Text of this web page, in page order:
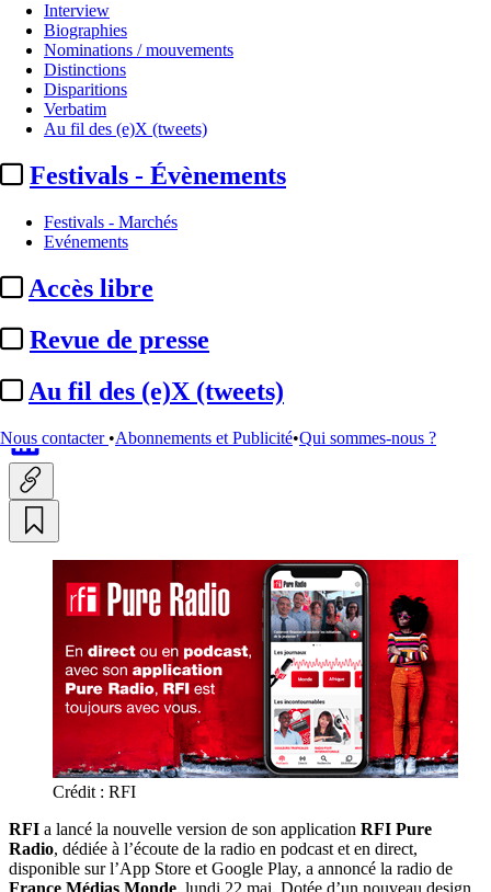
Interview
Biographies
Nominations / mouvements
Distinctions
Disparitions
Verbatim
Au fil des (e)X (tweets)
Festivals - Évènements
Festivals - Marchés
Evénements
Accès libre
Revue de presse
Au fil des (e)X (tweets)
Nous contacter •Abonnements et Publicité•Qui sommes-nous ?
RFI :lancement de la nouvelle
version de son application
« RFI Pure Radio »
Translate
Fr |En
Crédit : RFI
RFI a lancé la nouvelle version de son application RFI Pure
Radio, dédiée à l’écoute de la radio en podcast et en direct,
disponible sur l’App Store et Google Play, a annoncé la radio de
France Médias Monde, lundi 22 mai. Dotée d’un nouveau design